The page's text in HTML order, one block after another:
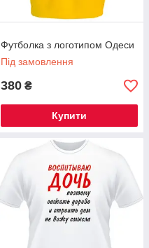
Футболка з логотипом Одеси
Під замовлення
380 ₴
Купити